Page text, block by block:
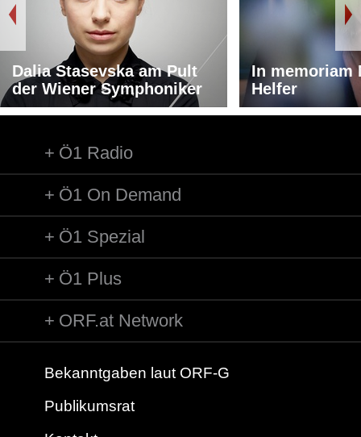
Dalia Stasevska am Pult
der Wiener Symphoniker
In memoriam
Helfer
Ö1 Radio
Ö1 On Demand
Ö1 Spezial
Ö1 Plus
ORF.at Network
Bekanntgaben laut ORF-G
Publikumsrat